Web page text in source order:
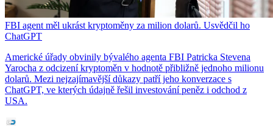
FBI agent měl ukrást kryptoměny za milion dolarů. Usvědčil ho
ChatGPT
Americké úřady obvinily bývalého agenta FBI Patricka Stevena
Yarocha z odcizení kryptoměn v hodnotě přibližně jednoho milionu
dolarů. Mezi nejzajímavější důkazy patří jeho konverzace s
ChatGPT, ve kterých údajně řešil investování peněz i odchod z
USA.